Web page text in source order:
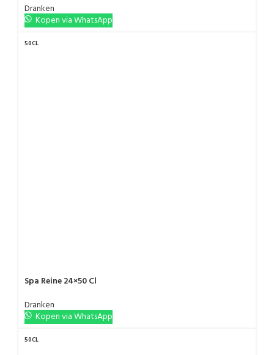
Dranken
Kopen via WhatsApp
50CL
Spa Reine 24×50 Cl
Dranken
Kopen via WhatsApp
50CL